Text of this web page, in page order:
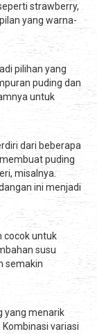
strawberry,
yang warna-
pilihan yang
puding dan
untuk
dari beberapa
puding
misalnya.
ini menjadi
cocok untuk
susu
semakin
yang menarik
variasi